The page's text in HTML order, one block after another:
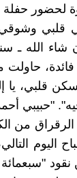
لحضور حفلة
قلبي
إن شاء الله
فائدة،
قلبي، يا
"حبيبي
الرقراق من
اليوم
"سبعمائة